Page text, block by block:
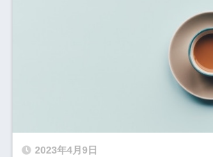
2023年4月9日